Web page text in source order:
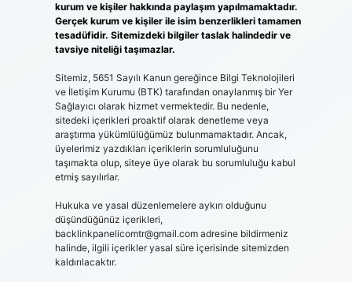
kurum ve kişiler hakkında paylaşım yapılmamaktadır.
Gerçek kurum ve kişiler ile isim benzerlikleri tamamen
tesadüfidir. Sitemizdeki bilgiler taslak halindedir ve
tavsiye niteliği taşımazlar.
Sitemiz, 5651 Sayılı Kanun gereğince Bilgi Teknolojileri
ve İletişim Kurumu (BTK) tarafından onaylanmış bir Yer
Sağlayıcı olarak hizmet vermektedir. Bu nedenle,
sitedeki içerikleri proaktif olarak denetleme veya
araştırma yükümlülüğümüz bulunmamaktadır. Ancak,
üyelerimiz yazdıkları içeriklerin sorumluluğunu
taşımakta olup, siteye üye olarak bu sorumluluğu kabul
etmiş sayılırlar.
Hukuka ve yasal düzenlemelere aykırı olduğunu
düşündüğünüz içerikleri,
backlinkpanelicomtr@gmail.comadresine bildirmeniz
halinde, ilgili içerikler yasal süre içerisinde sitemizden
kaldırılacaktır.